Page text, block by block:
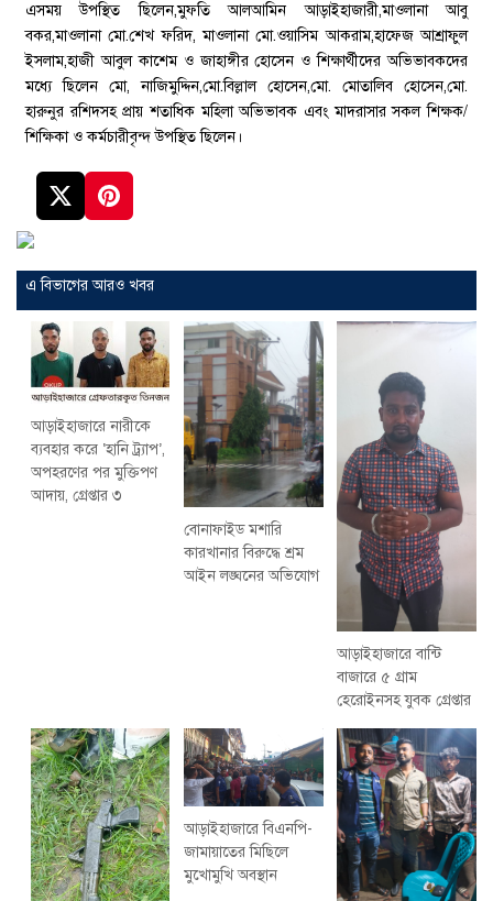
এসময় উপস্থিত ছিলেন,মুফতি আলআমিন আড়াইহাজারী,মাওলানা আবু
বকর,মাওলানা মো.শেখ ফরিদ, মাওলানা মো.ওয়াসিম আকরাম,হাফেজ আশ্রাফুল
ইসলাম,হাজী আবুল কাশেম ও জাহাঙ্গীর হোসেন ও শিক্ষার্থীদের অভিভাবকদের
মধ্যে ছিলেন মো, নাজিমুদ্দিন,মো.বিল্লাল হোসেন,মো. মোতালিব হোসেন,মো.
হারুনুর রশিদসহ প্রায় শতাধিক মহিলা অভিভাবক এবং মাদরাসার সকল শিক্ষক/
শিক্ষিকা ও কর্মচারীবৃন্দ উপস্থিত ছিলেন।
এ বিভাগের আরও খবর
আড়াইহাজারে নারীকে
ব্যবহার করে ‘হানি ট্র্যাপ’,
অপহরণের পর মুক্তিপণ
আদায়, গ্রেপ্তার ৩
বোনাফাইড মশারি
কারখানার বিরুদ্ধে শ্রম
আইন লঙ্ঘনের অভিযোগ
আড়াইহাজারে বান্টি
বাজারে ৫ গ্রাম
হেরোইনসহ যুবক গ্রেপ্তার
আড়াইহাজারে বিএনপি-
জামায়াতের মিছিলে
মুখোমুখি অবস্থান